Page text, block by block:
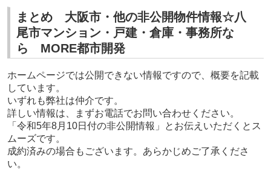
まとめ 大阪市・他の非公開物件情報☆八
尾市マンション・戸建・倉庫・事務所な
ら MORE都市開発
ホームページでは公開できない情報ですので、概要を記載
しています。
いずれも弊社は仲介です。
詳しい情報は、まずお電話でお問い合わせください。
「令和5年8月10日付の非公開情報」とお伝えいただくとス
ムーズです。
成約済みの場合もございます。あらかじめご了承くださ
い。